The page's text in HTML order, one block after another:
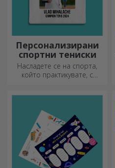
Персонализирани
спортни тениски
Насладете се на спорта,
който практикувате, с
вашата любима!